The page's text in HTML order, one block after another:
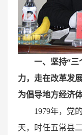
一、坚持“三
力，走在改革发
为倡导地方经济
1979年，党
天，时任五常县